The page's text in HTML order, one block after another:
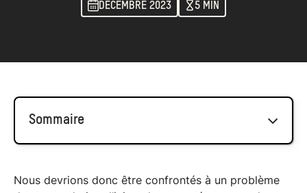
DÉCEMBRE 2023 5 MIN
Sommaire
Faire des enfants n’est pas écologique ?
Nous devrions donc être confrontés à un problème